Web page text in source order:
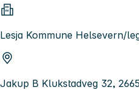
Lesja Kommune Helsevern/
Jakup B Klukstadveg 32,